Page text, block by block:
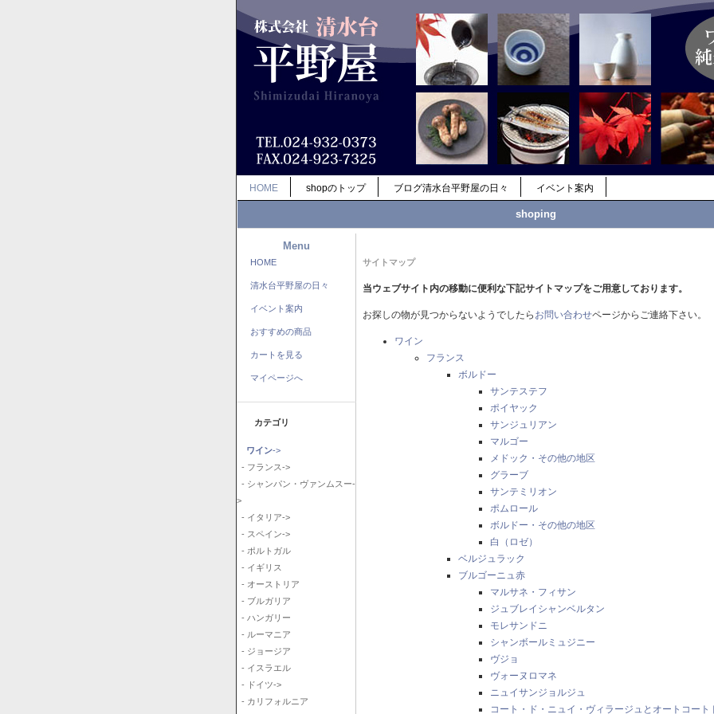
HOME shopのトップ ブログ清水台平野屋の日々 イベント案内
shoping
Menu
HOME
清水台平野屋の日々
イベント案内
おすすめの商品
カートを見る
マイページへ
カテゴリ
ワイン->
- フランス->
- シャンパン・ヴァンムスー-
>
- イタリア->
- スペイン->
- ポルトガル
- イギリス
- オーストリア
- ブルガリア
- ハンガリー
- ルーマニア
- ジョージア
- イスラエル
- ドイツ->
- カリフォルニア
サイトマップ
当ウェブサイト内の移動に便利な下記サイトマップをご用意しております。
お探しの物が見つからないようでしたら お問い合わせページからご連絡下さい。
ワイン
フランス
ボルドー
サンテステフ
ポイヤック
サンジュリアン
マルゴー
メドック・その他の地区
グラーブ
サンテミリオン
ポムロール
ボルドー・その他の地区
白（ロゼ）
ベルジュラック
ブルゴーニュ赤
マルサネ・フィサン
ジュブレイシャンベルタン
モレサンドニ
シャンボールミュジニー
ヴジョ
ヴォーヌロマネ
ニュイサンジョルジュ
コート・ド・ニュイ・ヴィラージュとオートコート